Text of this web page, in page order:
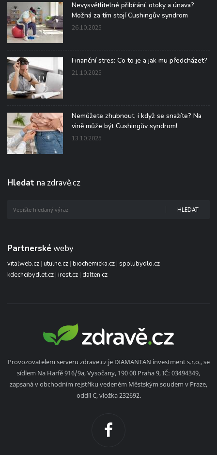
Nevysvětlitelné přibírání, otoky a únava?
Možná za tím stojí Cushingův syndrom
26.10.2025
Finanční stres: Co to je a jak mu předcházet?
21.10.2025
Nemůžete zhubnout, i když se snažíte? Na
vině může být Cushingův syndrom!
13.10.2025
Hledat na zdravě.cz
HLEDAT
Partnerské weby
vitalweb.cz | utulne.cz | biochemicka.cz | spolubydlo.cz
kdechcibydlet.cz | irest.cz | dalten.cz
Provozovatelem serveru zdrave.cz je DIAMANTAN investment s.r.o., se
sídlem Na Harfě 916/9a, Vysočany, 190 00 Praha 9, IČ: 03494349,
zapsaná v obchodním rejstříku vedeném Městským soudem v Praze,
oddíl C, vložka 232692.